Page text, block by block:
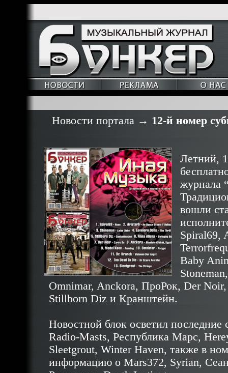
Новости портала→ 12-й номер
Летний,
журнала
вошли
Spiral69,
Baby
Omnimar, Anckora, ПроРок, Der
Stillborn Diz и Кранштейн.
Новостной блок осветил последние
Radio-Masts, Республика Марс,
Sleetgrout, Winter Haven, также в
информацию о Mars372, Syrian,